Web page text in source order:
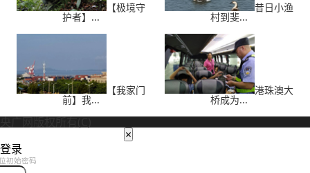
【极境守
护者】...
昔日小渔
村到斐...
【我家门
前】我...
港珠澳大
桥成为...
×
录
初始密码